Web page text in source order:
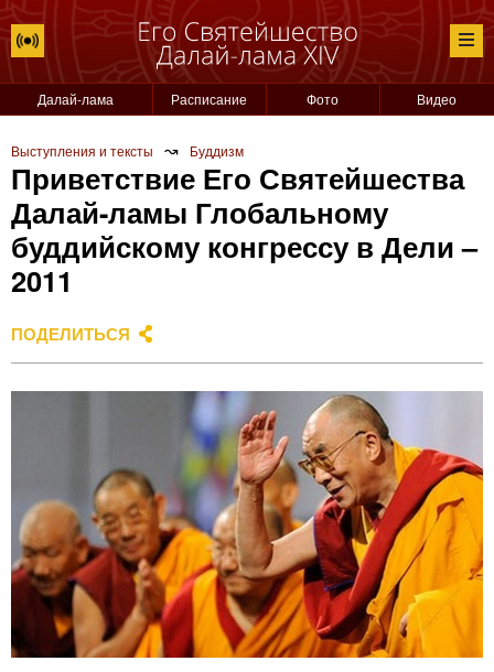
Далай-лама Расписание Фото Видео
Выступления и тексты ↝ Буддизм
Приветствие Его Святейшества
Далай-ламы Глобальному
буддийскому конгрессу в Дели –
2011
ПОДЕЛИТЬСЯ